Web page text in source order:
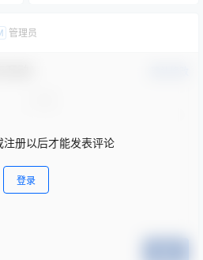
管理员
注册以后才能发表评论
登录